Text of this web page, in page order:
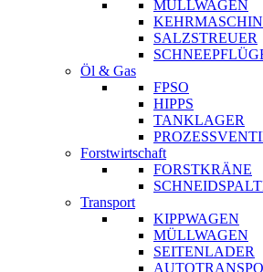
MÜLLWAGEN
SALZSTREUER
Öl & Gas
FPSO
HIPPS
TANKLAGER
Forstwirtschaft
FORSTKRÄNE
Transport
KIPPWAGEN
MÜLLWAGEN
SEITENLADER